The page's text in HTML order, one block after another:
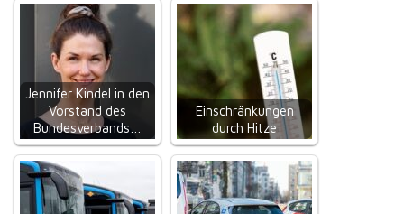
Jennifer Kindel in den
Vorstand des
Bundesverbands…
Einschränkungen
durch Hitze